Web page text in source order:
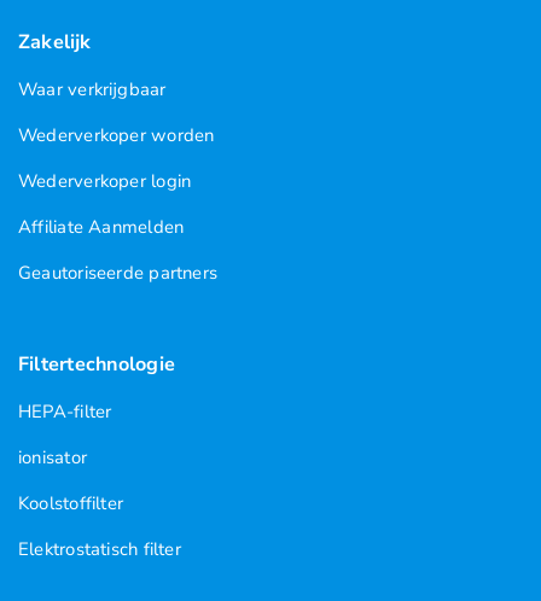
Zakelijk
Waar verkrijgbaar
Wederverkoper worden
Wederverkoper login
Affiliate Aanmelden
Geautoriseerde partners
Filtertechnologie
HEPA-filter
ionisator
Koolstoffilter
Elektrostatisch filter